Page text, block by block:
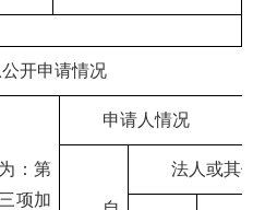
开申请情况
：第
项加
申请人情况
法人或其